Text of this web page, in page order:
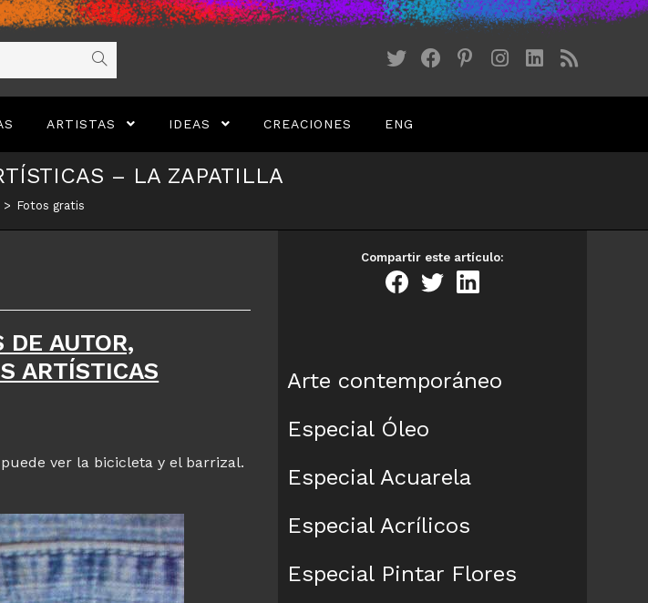
ARTISTAS IDEAS CREACIONES ENG
– LA ZAPATILLA
> Fotos gratis
DE AUTOR,
ARTÍSTICAS
ver la bicicleta y el barrizal.
Compartir este artículo:
Arte contemporáneo
Especial Óleo
Especial Acuarela
Especial Acrílicos
Especial Pintar Flores